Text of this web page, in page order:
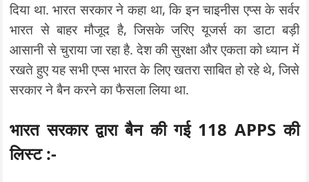
दिया था. भारत सरकार ने कहा था, कि इन चाइनीस एप्स के सर्वर
भारत से बाहर मौजूद है, जिसके जरिए यूजर्स का डाटा बड़ी
आसानी से चुराया जा रहा है. देश की सुरक्षा और एकता को ध्यान में
रखते हुए यह सभी एप्स भारत के लिए खतरा साबित हो रहे थे, जिसे
सरकार ने बैन करने का फैसला लिया था.
भारत सरकार द्वारा बैन की गई 118 APPSकी
लिस्ट :-